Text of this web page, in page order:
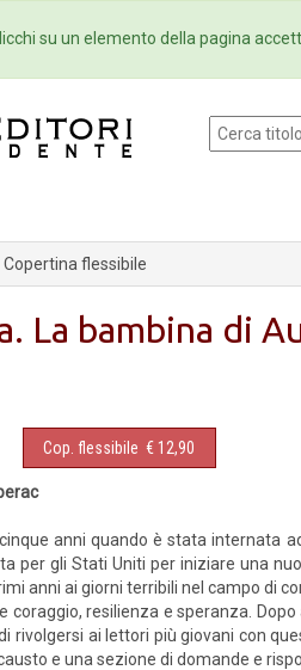
Collane Newsletter
Copertina flessibile
La bambina di
Cop. flessibile € 12,90
anni quando è stata internata
per gli Stati Uniti per iniziare una
anni ai giorni terribili nel campo di
coraggio, resilienza e speranza.
rivolgersi ai lettori più giovani con
e una sezione di domande e
su un elemento della pagina